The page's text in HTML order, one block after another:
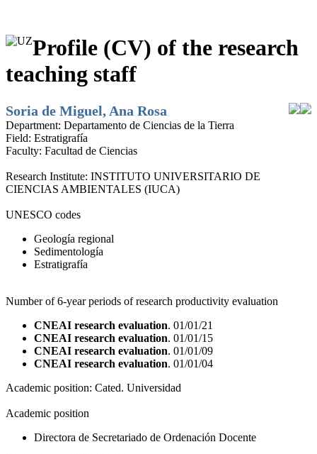
Profile (CV) of the research
teaching staff
Soria de Miguel, Ana Rosa
Department: Departamento de Ciencias de la Tierra
Field: Estratigrafía
Faculty: Facultad de Ciencias
Research Institute: INSTITUTO UNIVERSITARIO DE
CIENCIAS AMBIENTALES (IUCA)
UNESCO codes
Geología regional
Sedimentología
Estratigrafía
Number of 6-year periods of research productivity evaluation
CNEAI research evaluation. 01/01/21
CNEAI research evaluation. 01/01/15
CNEAI research evaluation. 01/01/09
CNEAI research evaluation. 01/01/04
Academic position: Cated. Universidad
Academic position
Directora de Secretariado de Ordenación Docente